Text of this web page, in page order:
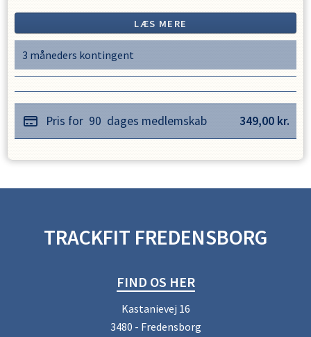
17.15-18.15 og lørdag kl. 9.15-10.15
Træningssted: Fredensborg Stadion,
LÆS MERE
3 måneders kontingent
Pris for 90 dages medlemskab 349,00 kr.
TRACKFIT FREDENSBORG
FIND OS HER
Kastanievej 16
3480 - Fredensborg